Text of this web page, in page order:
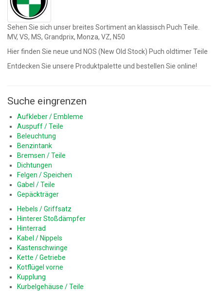
Sehen Sie sich unser breites Sortiment an klassisch Puch Teile.
MV, VS, MS, Grandprix, Monza, VZ, N50
Hier finden Sie neue und NOS (New Old Stock) Puch oldtimer Teile
Entdecken Sie unsere Produktpalette und bestellen Sie online!
Suche eingrenzen
Aufkleber / Embleme
Auspuff / Teile
Beleuchtung
Benzintank
Bremsen / Teile
Dichtungen
Felgen / Speichen
Gabel / Teile
Gepäckträger
Hebels / Griffsatz
Hinterer Stoßdämpfer
Hinterrad
Kabel / Nippels
Kastenschwinge
Kette / Getriebe
Kotflügel vorne
Kupplung
Kurbelgehäuse / Teile